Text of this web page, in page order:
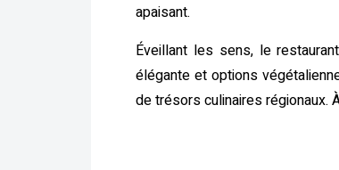
apaisant.
Éveillant les sens, le
élégante et options
de trésors culinaires régionaux.